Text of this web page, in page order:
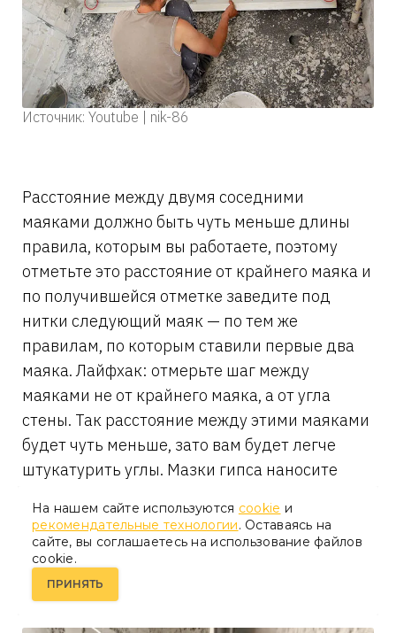
Расстояние между двумя соседними
маяками должно быть чуть меньше длины
правила, которым вы работаете, поэтому
отметьте это расстояние от крайнего маяка и
по получившейся отметке заведите под
нитки следующий маяк — по тем же
правилам, по которым ставили первые два
маяка. Лайфхак: отмерьте шаг между
маяками не от крайнего маяка, а от угла
стены. Так расстояние между этими маяками
будет чуть меньше, зато вам будет легче
штукатурить углы. Мазки гипса наносите
приклеить нитки.
Источник: Youtube | nik-86
10
На нашем сайте используются cookie и
рекомендательные технологии. Оставаясь на
сайте, вы соглашаетесь на использование файлов
cookie.
ПРИНЯТЬ